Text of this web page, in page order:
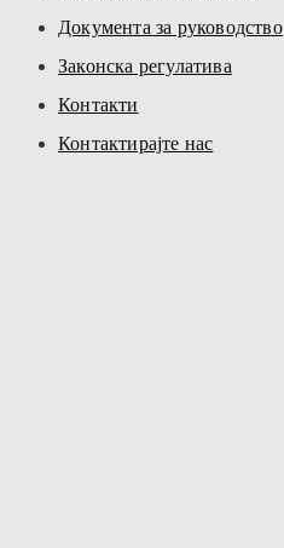
Документа за руководство
Законска регулатива
Контакти
Контактирајте нас